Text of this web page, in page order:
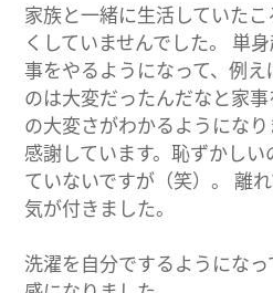
家族と一緒に生活していた
くしていませんでした。 単
事をやるようになって、例
のは大変だったんだなと家
の大変さがわかるようにな
感謝しています。恥ずかし
ていないですが（笑）。 離
気が付きました。
洗濯を自分でするようにな